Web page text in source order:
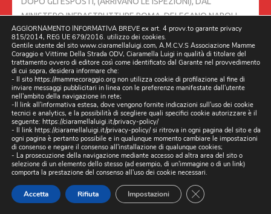
MINISTERO INFRASTRUTTURE ROMA, DELEGANO NAPOLI
AD INTERVENIRE SULLA STRADA PROVINCIALE DI CASERTA,
SP131 03/04/2026 ORE 10:00 CHIAMATA STRADA DELLA
MORTE.3 APRILE 2026
TRE MORTI IN TRE GIORNI. È PESANTE IL BILANCIO DI DUE
GRAVI INCIDENTI STRADALI CHE SI SONO VERIFICATI A
NAPOLI,24 MARZO 2026
IL 20/03/2026 INCONTRO ASSOCIAZIONI VITTIME DELLA
STRADA, PRESSO IL TRIBUNALE NAPOLI NORD, CON
PROCURATORE DELLA REPUBBLICA DOTTOR DOMENICO
AIROMA
20 MARZO 2026
AGGIORNAMENTO INFORMATIVA BREVE ex art. 4 provv.to garante privacy
815/2014, REG UE 679/2016. utilizzo dei cookies.
Gentile utente del sito www.ciaramellaluigi.com, A.M.C.V.S Associazione Mamme
Coraggio e Vittime Della Strada ODV, Ciaramella Luigi in qualità di titolare del
trattamento ovvero di editore così come identificato dal Garante nel provvedimento
di cui sopra, desidera informare che:
- Il sito https://mammecoraggio.org non utilizza cookie di profilazione al fine di
inviare messaggi pubblicitari in linea con le preferenze manifestate dall'utente
nell'ambito della navigazione in rete;
-Il link all'informativa estesa, dove vengono fornite indicazioni sull'uso dei cookie
tecnici e analytics, e la possibilità di scegliere quali specifici cookie autorizzare è il
seguente: https://ciaramellaluigi.it/privacy-policy/
- Il link https://ciaramellaluigi.it/privacy-policy/si ritrova in ogni pagina del sito e da
ogni pagina è pertanto possibile e in qualunque momento cambiare le impostazioni
di consenso e negare il consenso all'installazione di qualunque cookies;
- La prosecuzione della navigazione mediante accesso ad altra area del sito o
selezione di un elemento dello stesso (ad esempio, di un'immagine o di un link)
comporta la prestazione del consenso all'uso dei cookie necessari.
Accetta Rifiuta Impostazioni CLOSE GDPR